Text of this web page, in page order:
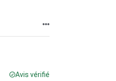
Avis vérifié